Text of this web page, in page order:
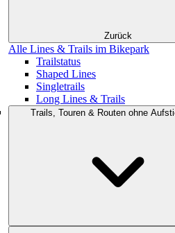
Zurück
Alle Lines & Trails im Bikepark
Trailstatus
Shaped Lines
Singletrails
Long Lines & Trails
Trails, Touren & Routen ohne